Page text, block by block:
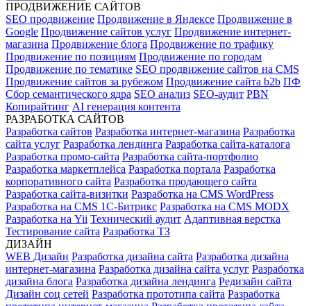
ПРОДВИЖЕНИЕ САЙТОВ
SEO продвижение Продвижение в Яндексе Продвижение в
Google Продвижение сайтов услуг Продвижение интернет-
магазина Продвижение блога Продвижение по трафику
Продвижение по позициям Продвижение по городам
Продвижение по тематике SEO продвижение сайтов на CMS
Продвижение сайтов за рубежом Продвижение сайта b2b ПФ
Сбор семантического ядра SEO анализ SEO-аудит PBN
Копирайтинг AI генерация контента
РАЗРАБОТКА САЙТОВ
Разработка сайтов Разработка интернет-магазина Разработка
сайта услуг Разработка лендинга Разработка сайта-каталога
Разработка промо-сайта Разработка сайта-портфолио
Разработка маркетплейса Разработка портала Разработка
корпоративного сайта Разработка продающего сайта
Разработка сайта-визитки Разработка на CMS WordPress
Разработка на CMS 1С-Битрикс Разработка на CMS MODX
Разработка на Yii Технический аудит Адаптивная верстка
Тестирование сайта Разработка ТЗ
ДИЗАЙН
WEB Дизайн Разработка дизайна сайта Разработка дизайна
интернет-магазина Разработка дизайна сайта услуг Разработка
дизайна блога Разработка дизайна лендинга Редизайн сайта
Дизайн соц сетей Разработка прототипа сайта Разработка